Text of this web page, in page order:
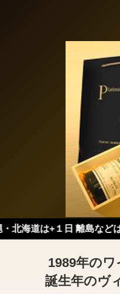
離島などは更に+ となり
1989年のワ
誕生年のヴ